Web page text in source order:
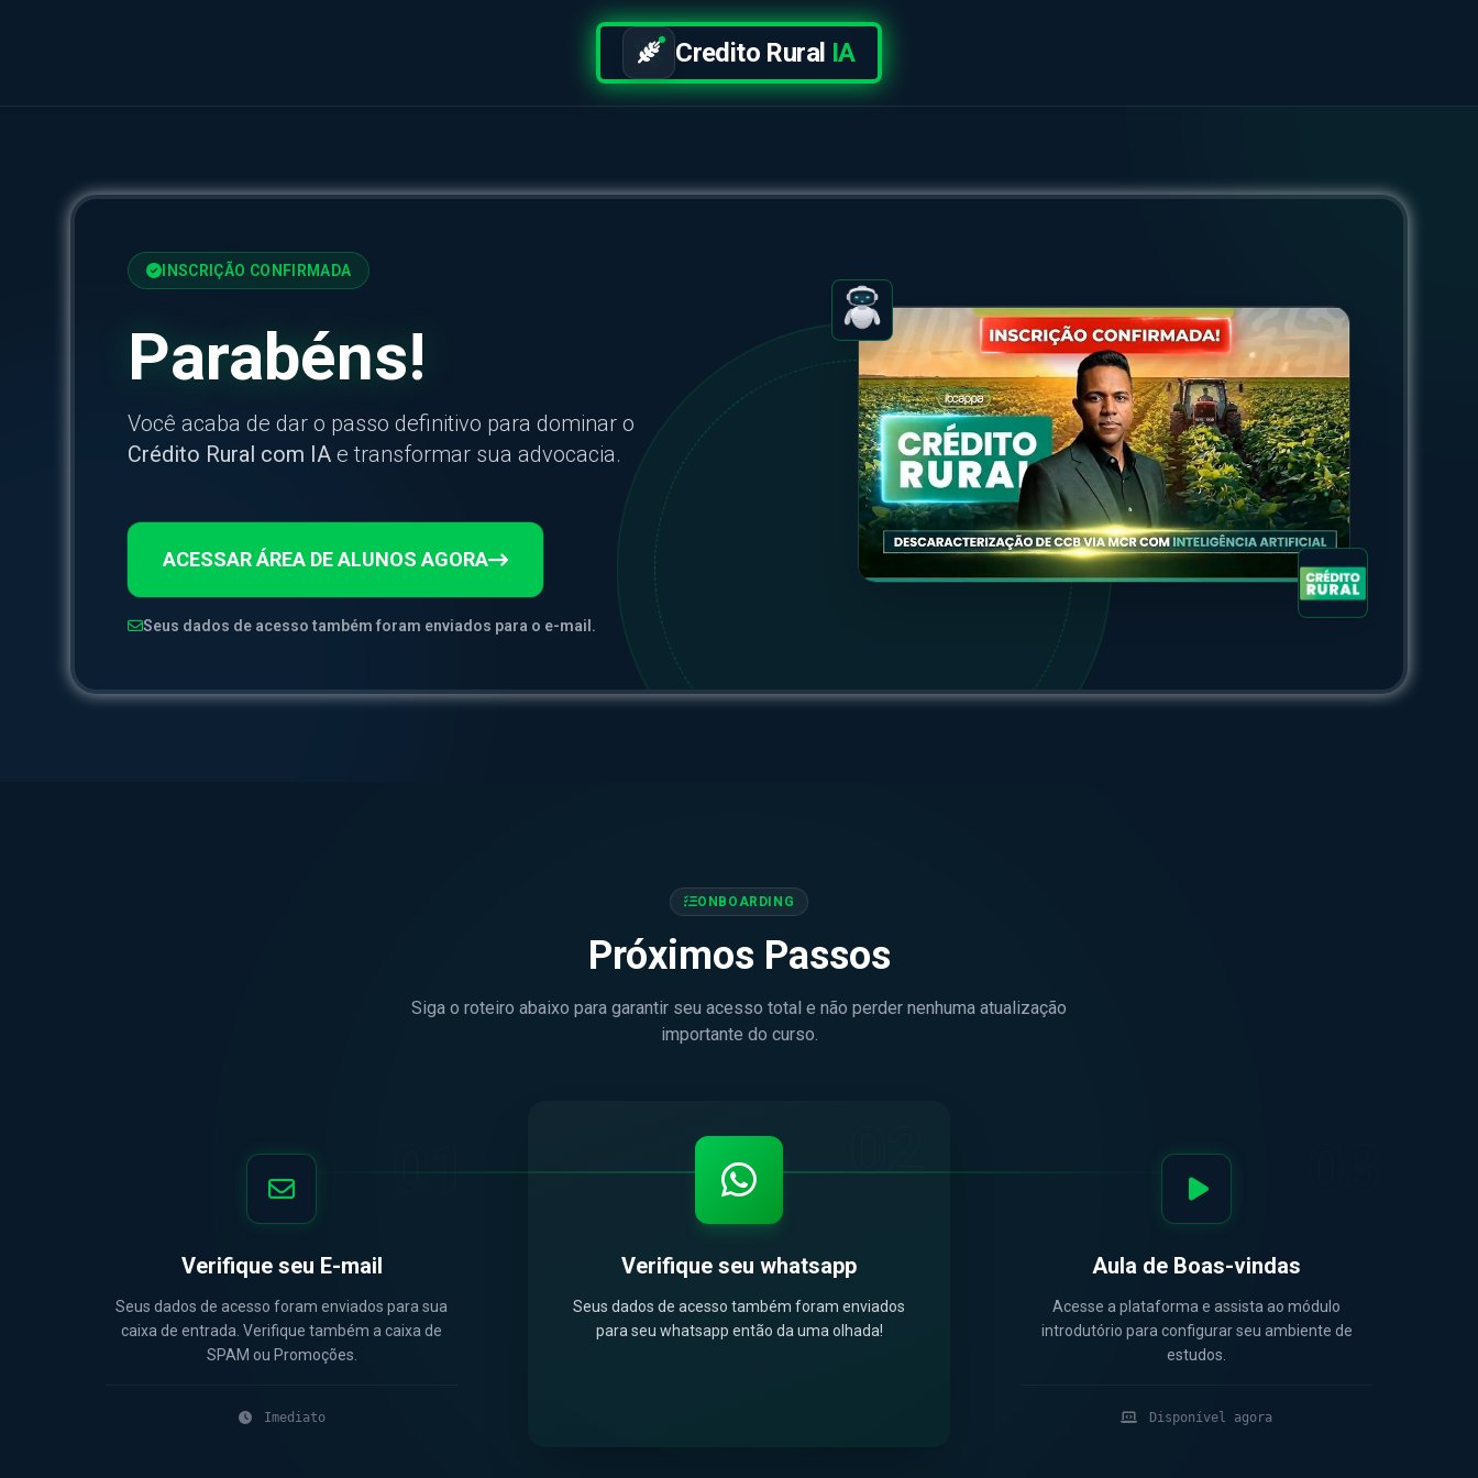
Credito Rural IA
INSCRIÇÃO CONFIRMADA
Parabéns!
Você acaba de dar o passo definitivo para dominar o
Crédito Rural com IA e transformar sua advocacia.
ACESSAR ÁREA DE ALUNOS AGORA
Seus dados de acesso também foram enviados para o e-mail.
ONBOARDING
Próximos Passos
Siga o roteiro abaixo para garantir seu acesso total e não perder nenhuma atualização
importante do curso.
01
Verifique seu E-mail
Seus dados de acesso foram enviados para sua
caixa de entrada. Verifique também a caixa de
SPAM ou Promoções.
Imediato
02
Verifique seu whatsapp
Seus dados de acesso também foram enviados
para seu whatsapp então da uma olhada!
Aula de Boas-vindas
Acesse a plataforma e assista ao módulo
introdutório para configurar seu ambiente de
estudos.
Disponível agora